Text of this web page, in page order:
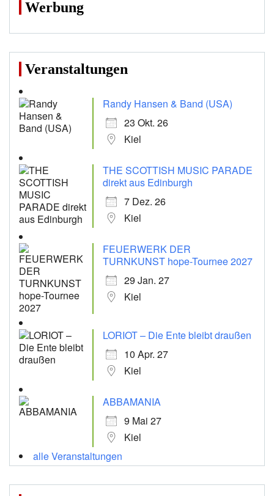
Werbung
Veranstaltungen
Randy Hansen & Band (USA)
23 Okt. 26
Kiel
THE SCOTTISH MUSIC PARADE
direkt aus Edinburgh
7 Dez. 26
Kiel
FEUERWERK DER
TURNKUNST hope-Tournee 2027
29 Jan. 27
Kiel
LORIOT – Die Ente bleibt draußen
10 Apr. 27
Kiel
ABBAMANIA
9 Mai 27
Kiel
alle Veranstaltungen